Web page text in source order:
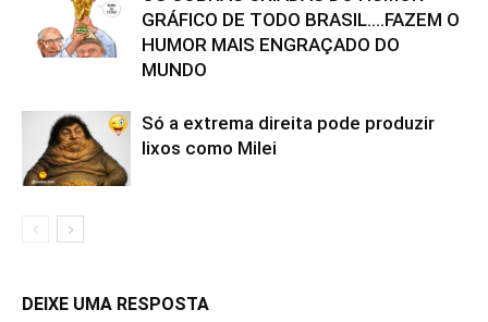
GRÁFICO DE TODO BRASIL….FAZEM O
HUMOR MAIS ENGRAÇADO DO
MUNDO
Só a extrema direita pode produzir
lixos como Milei
DEIXE UMA RESPOSTA